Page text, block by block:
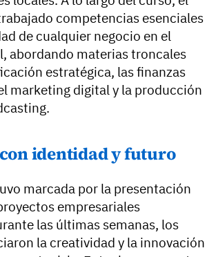
competencias esenciales
de cualquier negocio en el
abordando materias troncales
estratégica, las finanzas
marketing digital y la producción
identidad y futuro
marcada por la presentación
empresariales
las últimas semanas, los
la creatividad y la innovación